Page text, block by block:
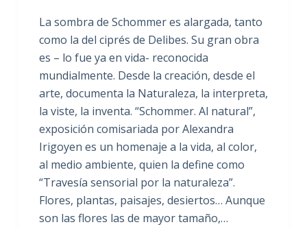
La sombra de Schommer es alargada, tanto
como la del ciprés de Delibes. Su gran obra
es – lo fue ya en vida- reconocida
mundialmente. Desde la creación, desde el
arte, documenta la Naturaleza, la interpreta,
la viste, la inventa. “Schommer. Al natural”,
exposición comisariada por Alexandra
Irigoyen es un homenaje a la vida, al color,
al medio ambiente, quien la define como
“Travesía sensorial por la naturaleza”.
Flores, plantas, paisajes, desiertos… Aunque
son las flores las de mayor tamaño,…